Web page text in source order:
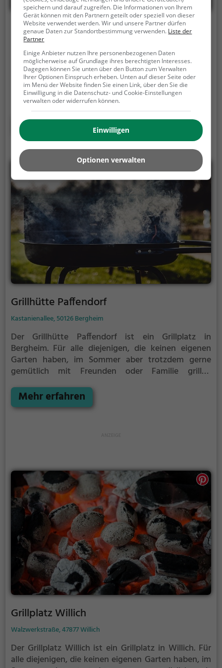
Grillplatz Kaarst
Der Grillplatz Kaarst ist ein Grillplatz in Kaarst.
alle diejenigen, die keinen eigenen Garten haben, im
Sommer aber trotzdem gerne gemütlich mit
Freunden oder Familie grillen möchten ist der
Grillplatz Kaarst die Lösung. Gegrillt wird hier mit
Holzkohle.
Mehr erfahren
Grillhütte Paffendorf
Kastanienallee, 50126 Bergheim
Der Grillhütte Paffendorf ist ein Grillplatz in
Bergheim. Für alle diejenigen, die keinen eigenen
Garten haben, im Sommer aber trotzdem gerne
gemütlich mit Freunden oder Familie grillen
Der große Vorteil des Grillplatzes: keine Nachbarn.
Hier kann eine Feier ruhig auch mal bis spät in die
Mehr erfahren
Grillplatz Willich
Walzwerkstraße, 47877 Willich
Der Grillplatz Willich ist ein Grillplatz in Willich. Für
alle diejenigen, die keinen eigenen Garten haben, im
speichern und darauf zugreifen. Die Informationen von Ihrem
Gerät können mit den Partnern geteilt oder speziell von dieser
Website verwendet werden. Wir und unsere Partner dürfen
genaue Daten zur Standortbestimmung verwenden. Liste der
Partner
Einige Anbieter nutzen Ihre personenbezogenen Daten
möglicherweise auf Grundlage ihres berechtigten Interesses.
Dagegen können Sie unten über den Button zum Verwalten
Ihrer Optionen Einspruch erheben. Unten auf dieser Seite oder
im Menü der Website finden Sie einen Link, über den Sie die
Einwilligung in die Datenschutz- und Cookie-Einstellungen
verwalten oder widerrufen können.
Einwilligen
Optionen verwalten